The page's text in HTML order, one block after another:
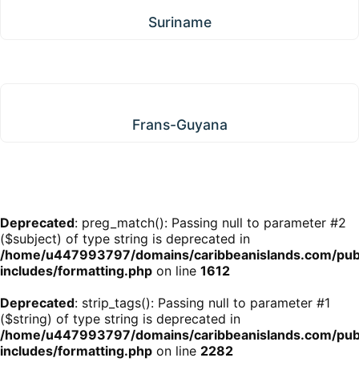
Suriname
Frans-Guyana
Deprecated: preg_match(): Passing null to parameter #2
($subject) of type string is deprecated in
/home/u447993797/domains/caribbeanislands.com/
includes/formatting.php on line 1612
Deprecated: strip_tags(): Passing null to parameter #1
($string) of type string is deprecated in
/home/u447993797/domains/caribbeanislands.com/
includes/formatting.php on line 2282